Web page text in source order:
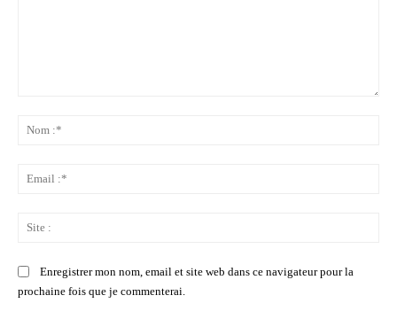
Enregistrer mon nom, email et site web dans ce navigateur pour la
prochaine fois que je commenterai.